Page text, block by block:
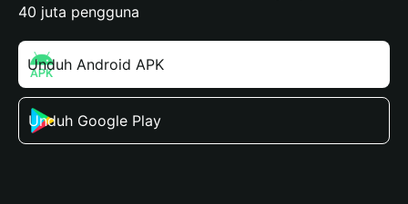
40 juta pengguna
Unduh Android APK
Unduh Google Play